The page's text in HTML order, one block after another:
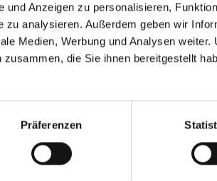
und Anzeigen zu personalisieren,
zu analysieren. Außerdem geben wir
Medien, Werbung und Analysen
die Sie ihnen bereitgestellt
Präferenzen